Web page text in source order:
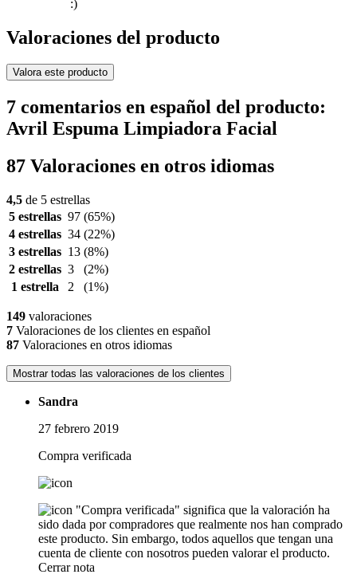
:)
Valoraciones del producto
Valora este producto
7 comentarios en español del producto:
Avril Espuma Limpiadora Facial
87 Valoraciones en otros idiomas
4,5 de 5 estrellas
5 estrellas 97 (65%)
4 estrellas 34 (22%)
3 estrellas 13 (8%)
2 estrellas 3
(2%)
1 estrella
2 (1%)
149 valoraciones
7 Valoraciones de los clientes en español
87 Valoraciones en otros idiomas
Mostrar todas las valoraciones de los clientes
Sandra
27 febrero 2019
Compra verificada
"Compra verificada" significa que la valoración ha
sido dada por compradores que realmente nos han comprado
este producto. Sin embargo, todos aquellos que tengan una
cuenta de cliente con nosotros pueden valorar el producto.
Cerrar nota